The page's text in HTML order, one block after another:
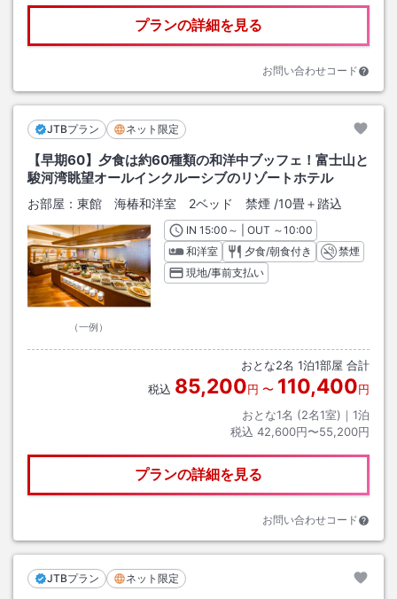
プランの詳細を見る
お問い合わせコード
JTBプラン ネット限定
【早期60】夕食は約60種類の和洋中ブッフェ！富士山と
駿河湾眺望オールインクルーシブのリゾートホテル
お部屋： 東館 海椿和洋室 2ベッド 禁煙 /10畳＋踏込
（一例）
INチェックイン
15:00 ～ | OUT チェックアウト
～10:00
和洋室
夕食/朝食付き
禁煙
現地/事前支払い
おとな2名 1泊1部屋 合計
税込 85,200円 〜 110,400円
おとな1名 (2名1室)｜ 1泊
税込 42,600円〜55,200円
プランの詳細を見る
お問い合わせコード
JTBプラン ネット限定